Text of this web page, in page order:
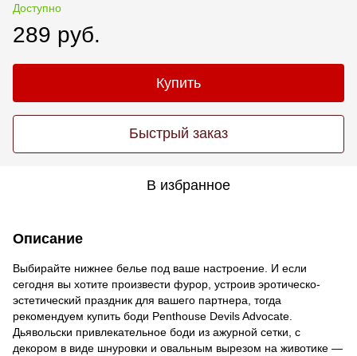
Доступно
289 руб.
Купить
Быстрый заказ
В избранное
Описание
Выбирайте нижнее белье под ваше настроение. И если
сегодня вы хотите произвести фурор, устроив эротическо-
эстетический праздник для вашего партнера, тогда
рекомендуем купить боди Penthouse Devils Advocate.
Дьявольски привлекательное боди из ажурной сетки, с
декором в виде шнуровки и овальным вырезом на животике —